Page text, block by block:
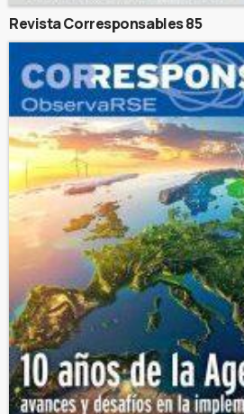
Revista Corresponsables 85